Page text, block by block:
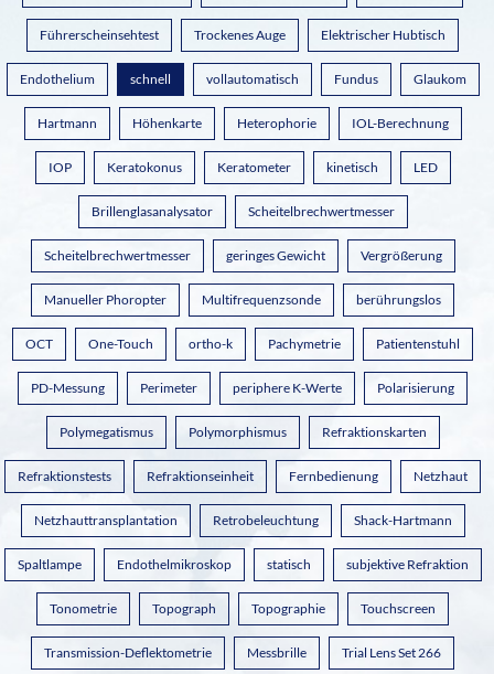
Führerscheinsehtest Trockenes Auge Elektrischer Hubtisch
Endothelium schnell vollautomatisch Fundus Glaukom
Hartmann Höhenkarte Heterophorie IOL-Berechnung
IOP Keratokonus Keratometer kinetisch LED
Brillenglasanalysator Scheitelbrechwertmesser
Scheitelbrechwertmesser geringes Gewicht Vergrößerung
Manueller Phoropter Multifrequenzsonde berührungslos
OCT One-Touch ortho-k Pachymetrie Patientenstuhl
PD-Messung Perimeter periphere K-Werte Polarisierung
Polymegatismus Polymorphismus Refraktionskarten
Refraktionstests Refraktionseinheit Fernbedienung Netzhaut
Netzhauttransplantation Retrobeleuchtung Shack-Hartmann
Spaltlampe Endothelmikroskop statisch subjektive Refraktion
Tonometrie Topograph Topographie Touchscreen
Transmission-Deflektometrie Messbrille Trial Lens Set 266